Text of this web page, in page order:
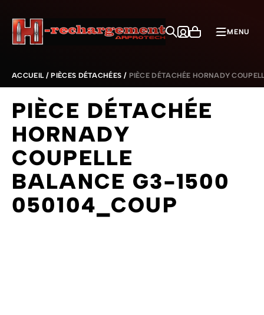
MENU
ACCUEIL / PIÈCES DÉTACHÉES / PIÈCE DÉTACHÉE HORNADY
PIÈCE DÉTACHÉE
HORNADY
COUPELLE
BALANCE G3-1500
050104_COUP